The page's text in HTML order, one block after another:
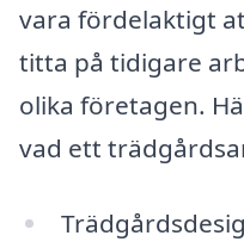
vara fördelaktigt
titta på tidigare
olika företagen.
vad ett